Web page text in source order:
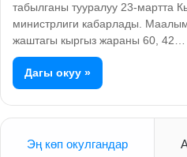
табылганы тууралуу 23-мартта
министрлиги кабарлады.
жаштагы кыргыз жараны 60, 42…
Дагы окуу »
Эң көп окулгандар